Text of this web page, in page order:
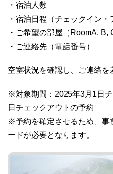
・宿泊人数
・宿泊日程（チェックイン・
・ご希望の部屋（RoomA, B,
・ご連絡先（電話番号）
空室状況を確認し、ご連絡を
※対象期間：2025年3月1日
日チェックアウトの予約
※予約を確定させるため、事
ードが必要となります。